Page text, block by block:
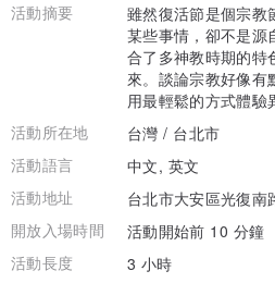
活動摘要
雖然復活節是個宗教
某些事情，卻不是源
合了多神教時期的特
來。談論宗教好像有
用最輕鬆的方式體驗
活動所在地
台灣 / 台北市
活動語言
中文, 英文
活動地址
台北市大安區光復南
開放入場時間
活動開始前 10 分鐘
活動長度
3 小時